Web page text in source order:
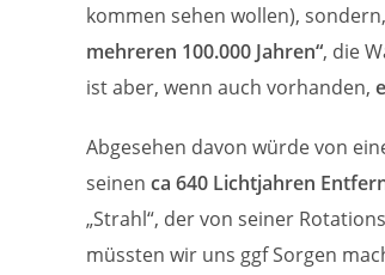
kommen sehen wollen),
mehreren 100.000 Jahren“, die
ist aber, wenn auch vorhanden,
Abgesehen davon würde von
seinen ca 640 Lichtjahren
„Strahl“, der von seiner
müssten wir uns ggf Sorgen